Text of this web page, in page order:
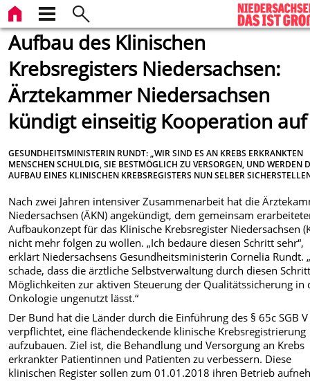
Aufbau des Klinischen
Krebsregisters Niedersachsen:
Ärztekammer Niedersachsen
kündigt einseitig Kooperation auf
GESUNDHEITSMINISTERIN RUNDT: „WIR SIND ES AN KREBS ERKRANKTEN
MENSCHEN SCHULDIG, SIE BESTMÖGLICH ZU VERSORGEN, UND WERDEN
AUFBAU EINES KLINISCHEN KREBSREGISTERS NUN SELBER
Nach zwei Jahren intensiver Zusammenarbeit hat die
Niedersachsen (ÄKN) angekündigt, dem gemeinsam
Aufbaukonzept für das Klinische Krebsregister Niedersachsen
nicht mehr folgen zu wollen. „Ich bedaure diesen Schritt sehr“,
erklärt Niedersachsens Gesundheitsministerin Cornelia Rundt.
schade, dass die ärztliche Selbstverwaltung durch diesen
Möglichkeiten zur aktiven Steuerung der Qualitätssicherung in
Onkologie ungenutzt lässt.“
Der Bund hat die Länder durch die Einführung des § 65c SGB V
verpflichtet, eine flächendeckende klinische Krebsregistrierung
aufzubauen. Ziel ist, die Behandlung und Versorgung an Krebs
erkrankter Patientinnen und Patienten zu verbessern. Diese
klinischen Register sollen zum 01.01.2018 ihren Betrieb